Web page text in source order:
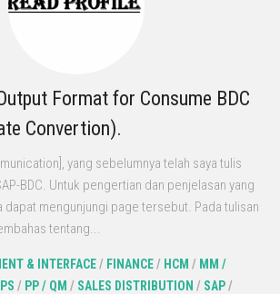
Format for Consume BDC
Convertion).
yang sebelumnya telah saya tulis
BDC. Untuk pengertian dan penjelasan yang
mengunjungi page tersebut. Pada tulisan
tentang...
& INTERFACE/ FINANCE/ HCM / MM /
/ PP / QM / SALES DISTRIBUTION / SAP/